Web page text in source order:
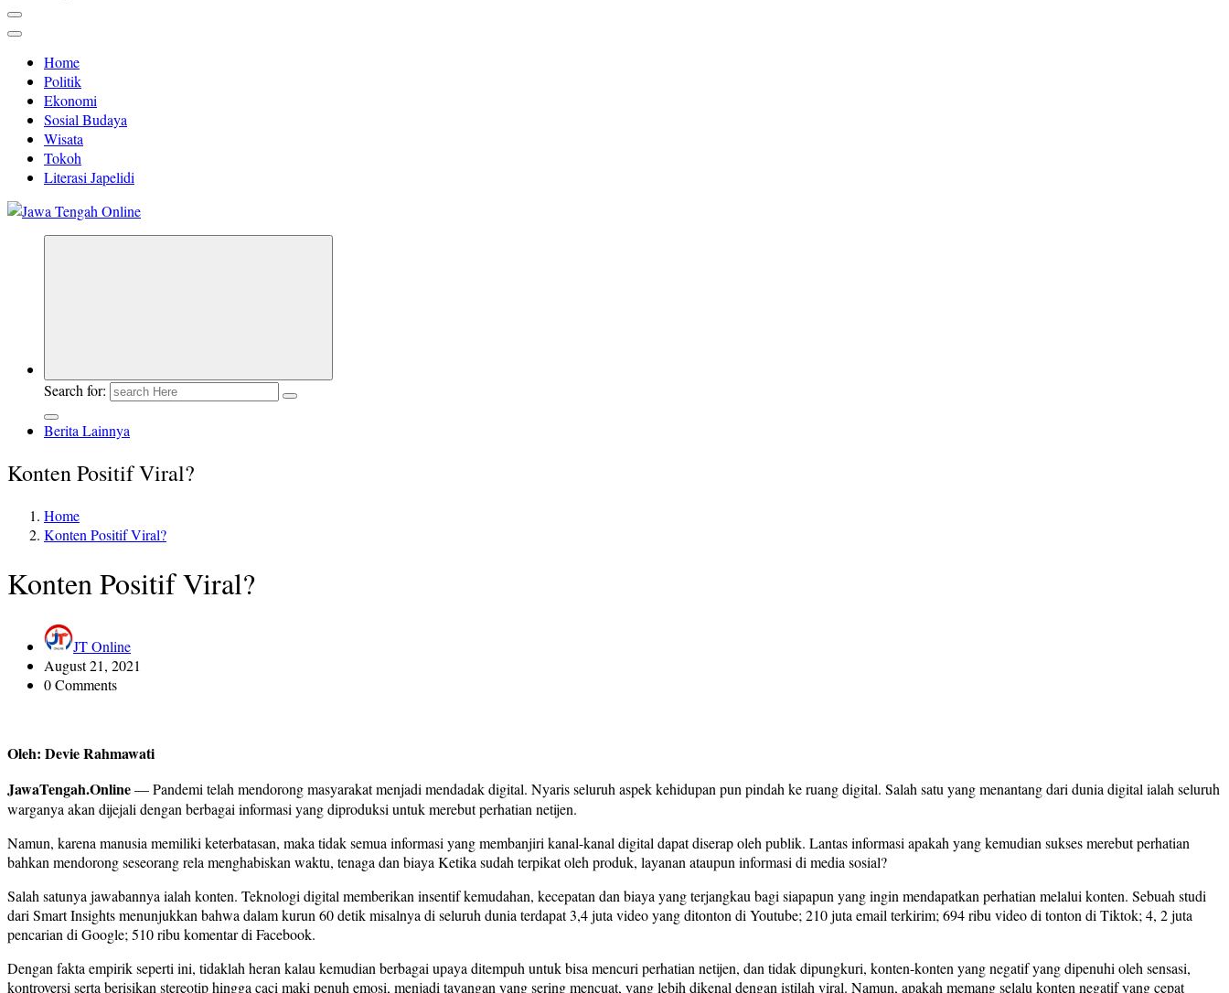
Home
Politik
Ekonomi
Sosial Budaya
Wisata
Tokoh
Literasi Japelidi
Search for:
Berita Lainnya
Konten Positif Viral?
Home
Konten Positif Viral?
Konten Positif Viral?
JT Online
August 21, 2021
0 Comments
Oleh: Devie Rahmawati
JawaTengah.Online— Pandemi telah mendorong masyarakat menjadi mendadak digital. Nyaris seluruh aspek kehidupan pun pindah ke ruang digital. Salah satu yang menantang dari dunia digital ialah seluruh
warganya akan dijejali dengan berbagai informasi yang diproduksi untuk merebut perhatian netijen.
Namun, karena manusia memiliki keterbatasan, maka tidak semua informasi yang membanjiri kanal-kanal digital dapat diserap oleh publik. Lantas informasi apakah yang kemudian sukses merebut perhatian
bahkan mendorong seseorang rela menghabiskan waktu, tenaga dan biaya Ketika sudah terpikat oleh produk, layanan ataupun informasi di media sosial?
Salah satunya jawabannya ialah konten. Teknologi digital memberikan insentif kemudahan, kecepatan dan biaya yang terjangkau bagi siapapun yang ingin mendapatkan perhatian melalui konten. Sebuah studi
dari Smart Insights menunjukkan bahwa dalam kurun 60 detik misalnya di seluruh dunia terdapat 3,4 juta video yang ditonton di Youtube; 210 juta email terkirim; 694 ribu video di tonton di Tiktok; 4, 2 juta
pencarian di Google; 510 ribu komentar di Facebook.
Dengan fakta empirik seperti ini, tidaklah heran kalau kemudian berbagai upaya ditempuh untuk bisa mencuri perhatian netijen, dan tidak dipungkuri, konten-konten yang negatif yang dipenuhi oleh sensasi,
kontroversi serta berisikan stereotip hingga caci maki penuh emosi, menjadi tayangan yang sering mencuat, yang lebih dikenal dengan istilah viral. Namun, apakah memang selalu konten negatif yang cepat